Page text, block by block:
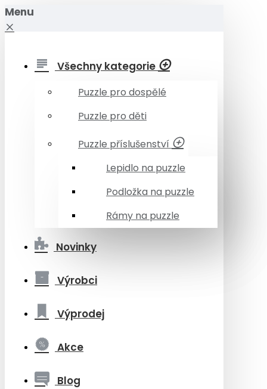
Menu
Všechny kategorie
Puzzle pro dospělé
Puzzle pro děti
Puzzle příslušenství
Lepidlo na puzzle
Podložka na puzzle
Rámy na puzzle
Novinky
Výrobci
Výprodej
Akce
Blog